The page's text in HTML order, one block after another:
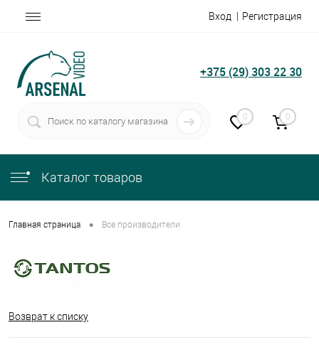
Вход Регистрация
+375 (29) 303 22 30
0 0
Каталог товаров
Главная страница • Все производители
Возврат к списку